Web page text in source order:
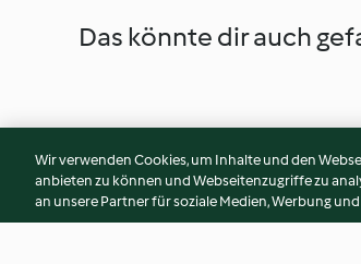
Das könnte dir auch
Wir verwenden Cookies, um Inhalte und den
anbieten zu können und Webseitenzugriffe zu
an unsere Partner für soziale Medien, Werbung